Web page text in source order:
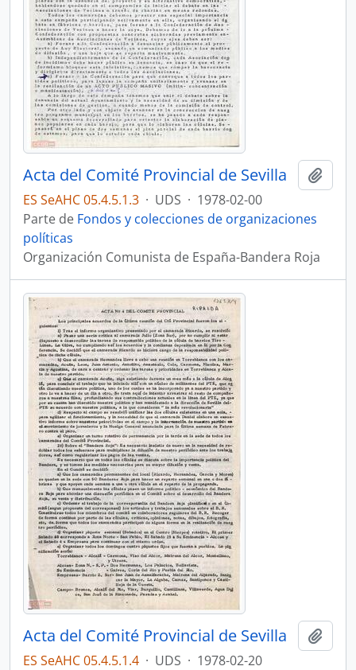
Acta del Comité Provincial de Sevilla
ES SeAHC 05.4.5.1.3 · UDS · 1978-02-00
Parte de Fondos y colecciones de organizaciones
políticas
Organización Comunista de España-Bandera Roja
Acta del Comité Provincial de Sevilla
ES SeAHC 05.4.5.1.4 · UDS · 1978-02-20